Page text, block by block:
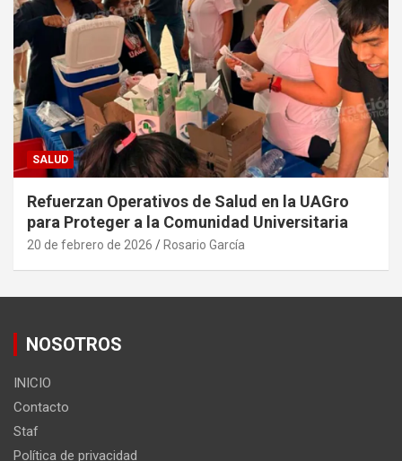
SALUD
Refuerzan Operativos de Salud en la UAGro
para Proteger a la Comunidad Universitaria
20 de febrero de 2026 Rosario García
NOSOTROS
INICIO
Contacto
Staf
Política de privacidad